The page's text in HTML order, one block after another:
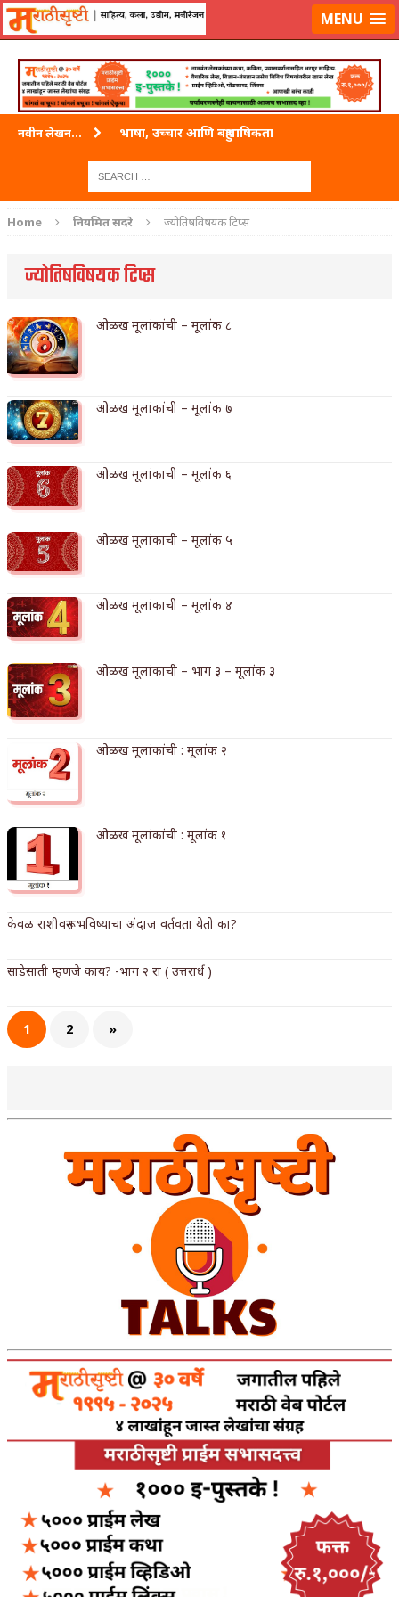
लॉग-इन करा|लेखक नोंदणी कराMENU
नवीन लेखन... भाषा, उच्चार आणि बहुभाषिकता
ताम्र – एक अफलातून धातू (COPPER)
अशी एक कविता लिहू इच्छिते
पाटलाची विहीर
चमकदार चांदी
जोशी
४ जुलै – इतिहासात घडलेल्या महत्त्वाच्या घटना
‘अर्थ’पूर्ण हास्य
अपूर्ण कथा
Home नियमित सदरे ज्योतिषविषयक टिप्स
ज्योतिषविषयक टिप्स
ओळख मूलांकांची – मूलांक ८
ओळख मूलांकांची – मूलांक ७
ओळख मूलांकाची – मूलांक ६
ओळख मूलांकाची – मूलांक ५
ओळख मूलांकाची – मूलांक ४
ओळख मूलांकाची – भाग ३ – मूलांक ३
ओळख मूलांकांची : मूलांक २
ओळख मूलांकांची : मूलांक १
केवळ राशीवरून भविष्याचा अंदाज वर्तवता येतो का?
साडेसाती म्हणजे काय? -भाग २ रा ( उत्तरार्ध )
1 2 »